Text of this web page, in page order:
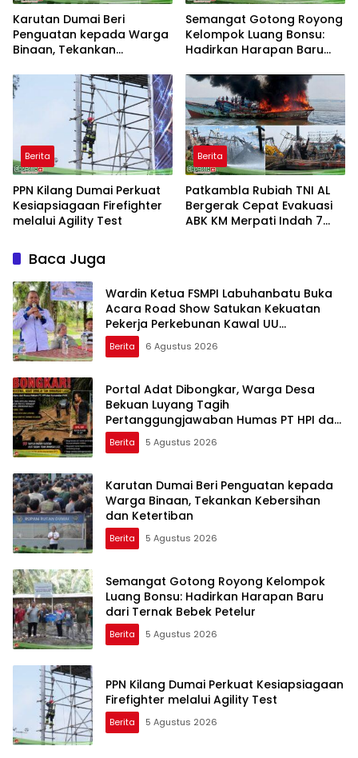
Karutan Dumai Beri
Penguatan kepada Warga
Binaan, Tekankan
Semangat Gotong Royong
Kelompok Luang Bonsu:
Hadirkan Harapan Baru
Berita
PPN Kilang Dumai Perkuat
Kesiapsiagaan Firefighter
melalui Agility Test
Berita
Patkambla Rubiah TNI AL
Bergerak Cepat Evakuasi
ABK KM Merpati Indah 7
Baca Juga
Wardin Ketua FSMPI Labuhanbatu Buka
Acara Road Show Satukan Kekuatan
Pekerja Perkebunan Kawal UU
Ketenagakerjaan Baru
Berita 6 Agustus 2026
Portal Adat Dibongkar, Warga Desa
Bekuan Luyang Tagih
Pertanggungjawaban Humas PT HPI dan
Kepala Desa yang Diduga Terlibat
Berita 5 Agustus 2026
Karutan Dumai Beri Penguatan kepada
Warga Binaan, Tekankan Kebersihan
dan Ketertiban
Berita 5 Agustus 2026
Semangat Gotong Royong Kelompok
Luang Bonsu: Hadirkan Harapan Baru
dari Ternak Bebek Petelur
Berita 5 Agustus 2026
PPN Kilang Dumai Perkuat Kesiapsiagaan
Firefighter melalui Agility Test
Berita 5 Agustus 2026